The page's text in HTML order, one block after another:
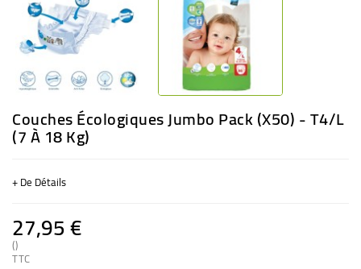
Couches Écologiques Jumbo Pack (x50) - T4/L
(7 À 18 Kg)
+ De Détails
27,95 €
()
TTC